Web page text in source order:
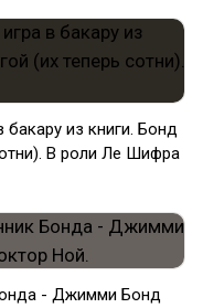
из книги. Бонд
В роли Ле Шифра
- Джимми Бонд